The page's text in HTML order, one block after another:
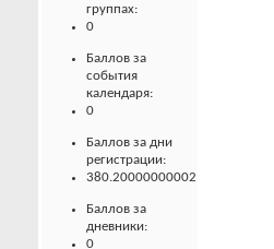
группах:
0
Баллов за
события
календаря:
0
Баллов за дни
регистрации:
380.20000000002
Баллов за
дневники:
0